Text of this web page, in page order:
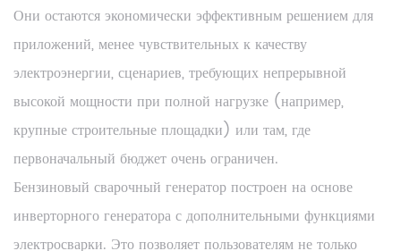
Они остаются экономически эффективным решением для
приложений, менее чувствительных к качеству
электроэнергии, сценариев, требующих непрерывной
высокой мощности при полной нагрузке (например,
крупные строительные площадки) или там, где
первоначальный бюджет очень ограничен.
Бензиновый сварочный генератор построен на основе
инверторного генератора с дополнительными функциями
электросварки. Это позволяет пользователям не только